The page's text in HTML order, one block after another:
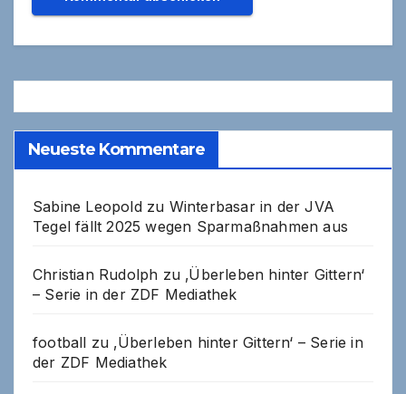
Neueste Kommentare
Sabine Leopoldzu Winterbasar in der JVA
Tegel fällt 2025 wegen Sparmaßnahmen aus
Christian Rudolph zu ‚Überleben hinter Gittern‘
– Serie in der ZDF Mediathek
football zu ‚Überleben hinter Gittern‘ – Serie in
der ZDF Mediathek